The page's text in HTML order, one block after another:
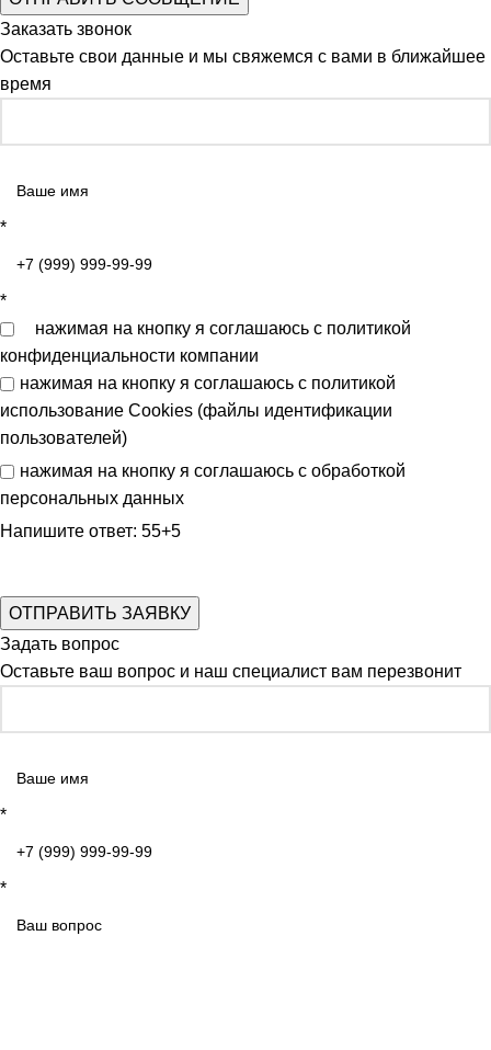
Заказать звонок
Оставьте свои данные и мы свяжемся с вами в ближайшее
время
*
*
нажимая на кнопку я соглашаюсь с политикой
конфиденциальности компании
нажимая на кнопку я соглашаюсь с политикой
использование Cookies (файлы идентификации
пользователей)
нажимая на кнопку я соглашаюсь с обработкой
персональных данных
Напишите ответ: 55+5
Задать вопрос
Оставьте ваш вопрос и наш специалист вам перезвонит
*
*